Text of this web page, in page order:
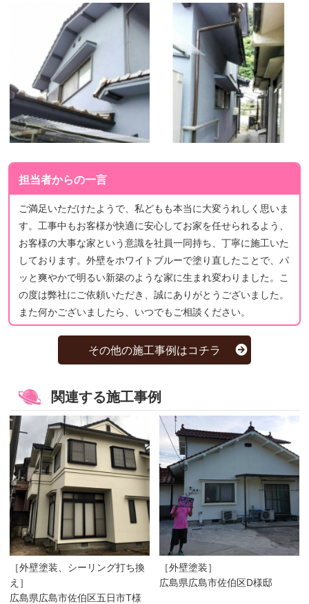
担当者からの一言
ご満足いただけたようで、私どもも本当に大変うれしく思いま
す。工事中もお客様が快適に安心してお家を任せられるよう、
お客様の大事な家という意識を社員一同持ち、丁寧に施工いた
しております。外壁をホワイトブルーで塗り直したことで、パ
ッと爽やかで明るい新築のような家に生まれ変わりました。こ
の度は弊社にご依頼いただき、誠にありがとうございました。
また何かございましたら、いつでもご相談ください。
その他の施工事例はコチラ
関連する施工事例
［外壁塗装、シーリング打ち換
え］
広島県広島市佐伯区五日市T様
［外壁塗装］
広島県広島市佐伯区D様邸